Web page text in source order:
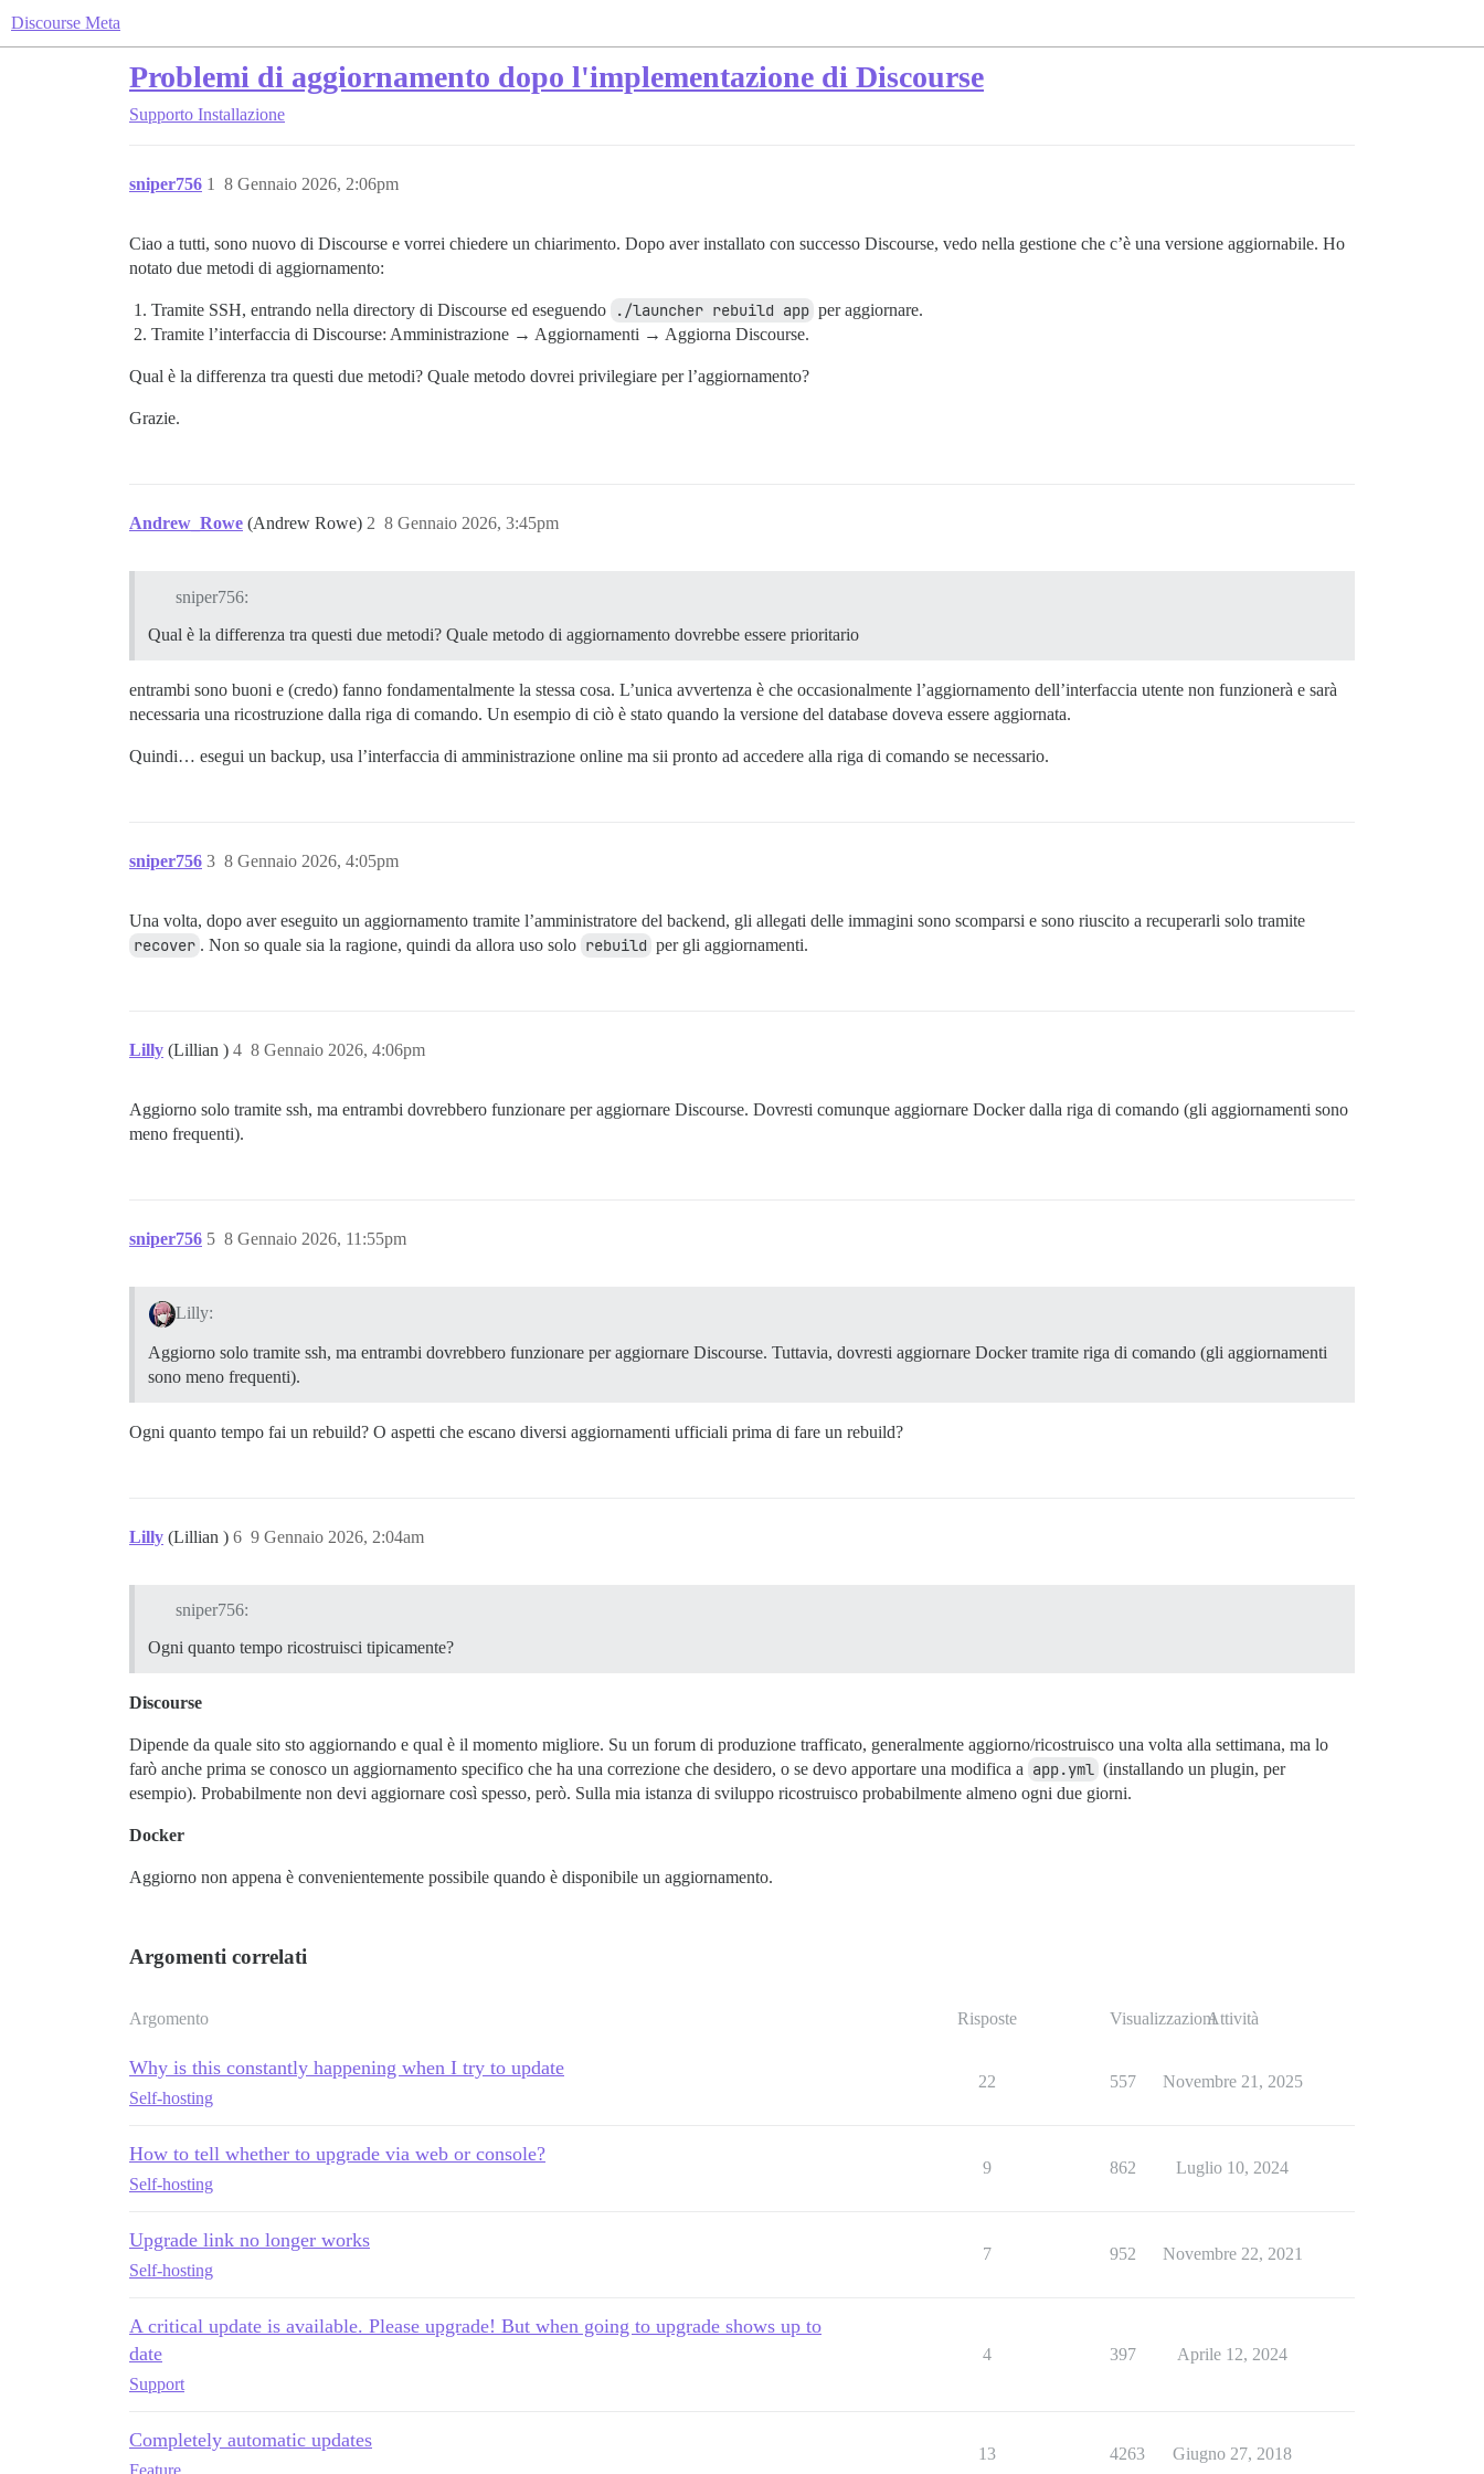
Discourse Meta
Problemi di aggiornamento dopo l'implementazione di Discourse
Supporto Installazione
sniper756 8 Gennaio 2026, 2:06pm
1
Ciao a tutti, sono nuovo di Discourse e vorrei chiedere un chiarimento. Dopo aver installato con successo Discourse, vedo nella gestione che c’è una versione aggiornabile. Ho
notato due metodi di aggiornamento:
Tramite SSH, entrando nella directory di Discourse ed eseguendo ./launcher rebuild app per aggiornare.
Tramite l’interfaccia di Discourse: Amministrazione → Aggiornamenti → Aggiorna Discourse.
Qual è la differenza tra questi due metodi? Quale metodo dovrei privilegiare per l’aggiornamento?
Grazie.
Andrew_Rowe (Andrew Rowe) 8 Gennaio 2026, 3:45pm
2
sniper756:
Qual è la differenza tra questi due metodi? Quale metodo di aggiornamento dovrebbe essere prioritario
entrambi sono buoni e (credo) fanno fondamentalmente la stessa cosa. L’unica avvertenza è che occasionalmente l’aggiornamento dell’interfaccia utente non funzionerà e sarà
necessaria una ricostruzione dalla riga di comando. Un esempio di ciò è stato quando la versione del database doveva essere aggiornata.
Quindi… esegui un backup, usa l’interfaccia di amministrazione online ma sii pronto ad accedere alla riga di comando se necessario.
sniper756 8 Gennaio 2026, 4:05pm
3
Una volta, dopo aver eseguito un aggiornamento tramite l’amministratore del backend, gli allegati delle immagini sono scomparsi e sono riuscito a recuperarli solo tramite
recover . Non so quale sia la ragione, quindi da allora uso solo rebuild per gli aggiornamenti.
Lilly (Lillian ) 8 Gennaio 2026, 4:06pm
4
Aggiorno solo tramite ssh, ma entrambi dovrebbero funzionare per aggiornare Discourse. Dovresti comunque aggiornare Docker dalla riga di comando (gli aggiornamenti sono
meno frequenti).
sniper756 8 Gennaio 2026, 11:55pm
5
Lilly:
Aggiorno solo tramite ssh, ma entrambi dovrebbero funzionare per aggiornare Discourse. Tuttavia, dovresti aggiornare Docker tramite riga di comando (gli aggiornamenti
sono meno frequenti).
Ogni quanto tempo fai un rebuild? O aspetti che escano diversi aggiornamenti ufficiali prima di fare un rebuild?
Lilly (Lillian ) 9 Gennaio 2026, 2:04am
6
sniper756:
Ogni quanto tempo ricostruisci tipicamente?
Discourse
Dipende da quale sito sto aggiornando e qual è il momento migliore. Su un forum di produzione trafficato, generalmente aggiorno/ricostruisco una volta alla settimana, ma lo
farò anche prima se conosco un aggiornamento specifico che ha una correzione che desidero, o se devo apportare una modifica a app.yml (installando un plugin, per
esempio). Probabilmente non devi aggiornare così spesso, però. Sulla mia istanza di sviluppo ricostruisco probabilmente almeno ogni due giorni.
Docker
Aggiorno non appena è convenientemente possibile quando è disponibile un aggiornamento.
Argomenti correlati
Argomento Risposte VisualizzazioniAttività
Why is this constantly happening when I try to update
Self-hosting
22 557 Novembre 21, 2025
How to tell whether to upgrade via web or console?
Self-hosting
9 862 Luglio 10, 2024
Upgrade link no longer works
Self-hosting
7 952 Novembre 22, 2021
A critical update is available. Please upgrade! But when going to upgrade shows up to
date
Support
4 397 Aprile 12, 2024
Completely automatic updates
13 4263 Giugno 27, 2018